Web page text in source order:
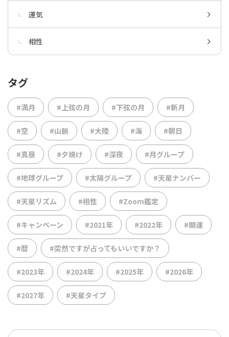
運気
相性
タグ
#満月 #上弦の月 #下弦の月 #新月
#空 #山脈 #大陸 #海 #朝日
#真昼 #夕焼け #深夜 #月グループ
#地球グループ #太陽グループ #天星ナンバー
#天星リズム #相性 #Zoom鑑定
#キャンペーン #2021年 #2022年 #開運
#暦 #突然ですが占ってもいいですか？
#2023年 #2024年 #2025年 #2026年
#2027年 #天星タイプ